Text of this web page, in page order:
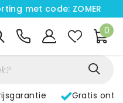
met code: ZOMER
0
Gratis